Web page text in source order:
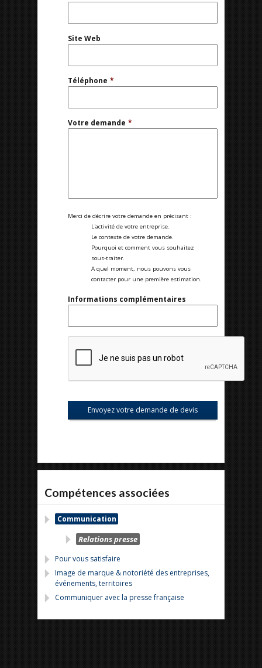
Site Web
Téléphone *
Votre demande *
Merci de décrire votre demande en précisant :
L'activité de votre entreprise.
Le contexte de votre demande.
Pourquoi et comment vous souhaitez
sous-traiter.
A quel moment, nous pouvons vous
contacter pour une première estimation.
Informations complémentaires
Compétences associées
Communication
Relations presse
Pour vous satisfaire
Image de marque & notoriété des entreprises,
événements, territoires
Communiquer avec la presse française